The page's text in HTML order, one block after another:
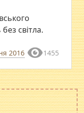
світла.
2016 1455